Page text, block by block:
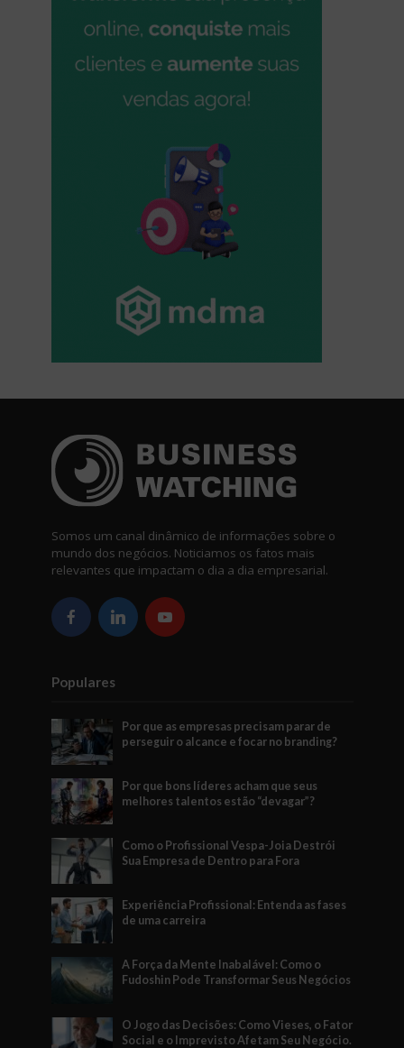
Somos um canal dinâmico de informações sobre o
mundo dos negócios. Noticiamos os fatos mais
relevantes que impactam o dia a dia empresarial.
Populares
Por que as empresas precisam parar de
perseguir o alcance e focar no branding?
Por que bons líderes acham que seus
melhores talentos estão “devagar”?
Como o Profissional Vespa-Joia Destrói
Sua Empresa de Dentro para Fora
Experiência Profissional: Entenda as fases
de uma carreira
A Força da Mente Inabalável: Como o
Fudoshin Pode Transformar Seus Negócios
O Jogo das Decisões: Como Vieses, o Fator
Social e o Imprevisto Afetam Seu Negócio.